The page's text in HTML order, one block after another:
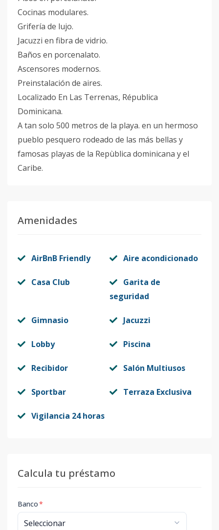
Cocinas modulares.
Grifería de lujo.
Jacuzzi en fibra de vidrio.
Baños en porcenalato.
Ascensores modernos.
Preinstalación de aires.
Localizado En Las Terrenas, Républica
Dominicana.
A tan solo 500 metros de la playa. en un hermoso
pueblo pesquero rodeado de las más bellas y
famosas playas de la Repùblica dominicana y el
Caribe.
Amenidades
AirBnB Friendly Aire acondicionado
Casa Club
Garita de
seguridad
Gimnasio Jacuzzi
Lobby Piscina
Recibidor Salón Multiusos
Sportbar Terraza Exclusiva
Vigilancia 24 horas
Calcula tu préstamo
Banco*